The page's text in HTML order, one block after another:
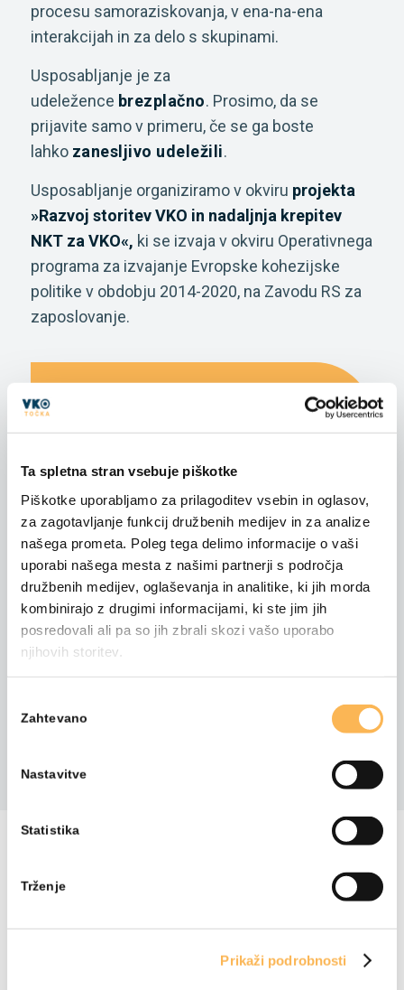
Ta spletna stran vsebuje piškotke
Piškotke uporabljamo za prilagoditev vsebin in oglasov,
za zagotavljanje funkcij družbenih medijev in za analize
našega prometa. Poleg tega delimo informacije o vaši
uporabi našega mesta z našimi partnerji s področja
družbenih medijev, oglaševanja in analitike, ki jih morda
kombinirajo z drugimi informacijami, ki ste jim jih
posredovali ali pa so jih zbrali skozi vašo uporabo
njihovih storitev.
soglasja
Zahtevano
Nastavitve
Statistika
Trženje
Prikaži podrobnosti
procesu samoraziskovanja, v ena-na-ena
interakcijah in za delo s skupinami.
Usposabljanje je za
udeležence brezplačno. Prosimo, da se
prijavite samo v primeru, če se ga boste
lahko zanesljivo udeležili.
Usposabljanje organiziramo v okviru projekta
»Razvoj storitev VKO in nadaljnja krepitev
NKT za VKO«, ki se izvaja v okviru Operativnega
programa za izvajanje Evropske kohezijske
politike v obdobju 2014-2020, na Zavodu RS za
zaposlovanje.
1000 Ljubljana
Dogodek je v zaključen. Prijave niso več
mogoče.
Usposabljanje je namenjeno
kariernim svetovalcem, ki izvajajo bolj
poglobljeno karierno svetovanje.
DELITE S PRIJATELJI